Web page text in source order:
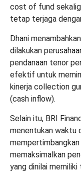
cost of fund
tetap terjaga
Dhani
dilakukan
pendanaan tenor
efektif untuk
kinerja collection
(cash inflow).
Selain itu, BRI
menentukan waktu
mempertimbangkan
memaksimalkan
yang dinilai